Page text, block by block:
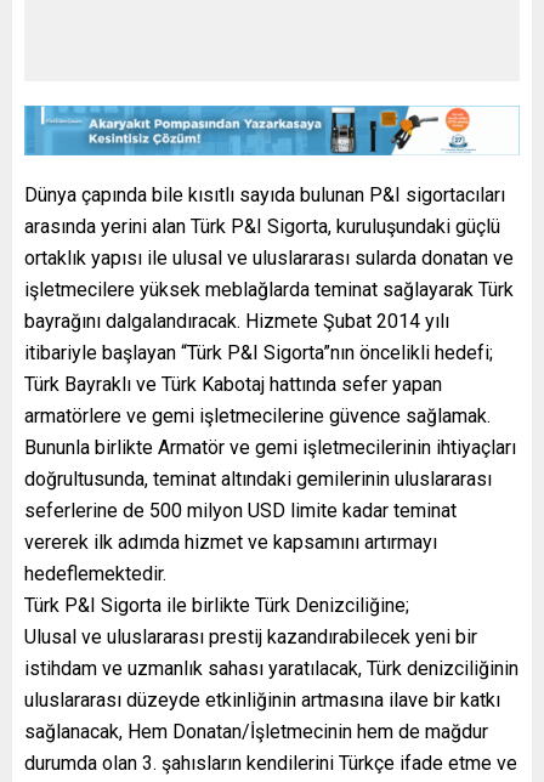
Dünya çapında bile kısıtlı sayıda bulunan P&I sigortacıları
arasında yerini alan Türk P&I Sigorta, kuruluşundaki güçlü
ortaklık yapısı ile ulusal ve uluslararası sularda donatan ve
işletmecilere yüksek meblağlarda teminat sağlayarak Türk
bayrağını dalgalandıracak. Hizmete Şubat 2014 yılı
itibariyle başlayan “Türk P&I Sigorta”nın öncelikli hedefi;
Türk Bayraklı ve Türk Kabotaj hattında sefer yapan
armatörlere ve gemi işletmecilerine güvence sağlamak.
Bununla birlikte Armatör ve gemi işletmecilerinin ihtiyaçları
doğrultusunda, teminat altındaki gemilerinin uluslararası
seferlerine de 500 milyon USD limite kadar teminat
vererek ilk adımda hizmet ve kapsamını artırmayı
hedeflemektedir.
Türk P&I Sigorta ile birlikte Türk Denizciliğine;
Ulusal ve uluslararası prestij kazandırabilecek yeni bir
istihdam ve uzmanlık sahası yaratılacak, Türk denizciliğinin
uluslararası düzeyde etkinliğinin artmasına ilave bir katkı
sağlanacak, Hem Donatan/İşletmecinin hem de mağdur
durumda olan 3. şahısların kendilerini Türkçe ifade etme ve